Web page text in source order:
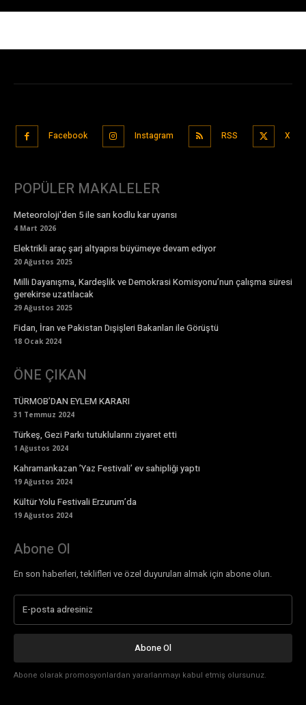
Facebook Instagram RSS X
POPÜLER MAKALELER
Meteoroloji'den 5 ile sarı kodlu kar uyarısı
4 Mart 2026
Elektrikli araç şarj altyapısı büyümeye devam ediyor
20 Ağustos 2025
Milli Dayanışma, Kardeşlik ve Demokrasi Komisyonu’nun çalışma süresi
gerekirse uzatılacak
29 Ağustos 2025
Fidan, İran ve Pakistan Dışişleri Bakanları ile Görüştü
18 Ocak 2024
ÖNE ÇIKAN
TÜRMOB’DAN EYLEM KARARI
31 Temmuz 2024
Türkeş, Gezi Parkı tutuklularını ziyaret etti
1 Ağustos 2024
Kahramankazan ’Yaz Festivali’ ev sahipliği yaptı
19 Ağustos 2024
Kültür Yolu Festivali Erzurum’da
19 Ağustos 2024
Abone Ol
En son haberleri, teklifleri ve özel duyuruları almak için abone olun.
Abone Ol
Abone olarak promosyonlardan yararlanmayı kabul etmiş olursunuz.